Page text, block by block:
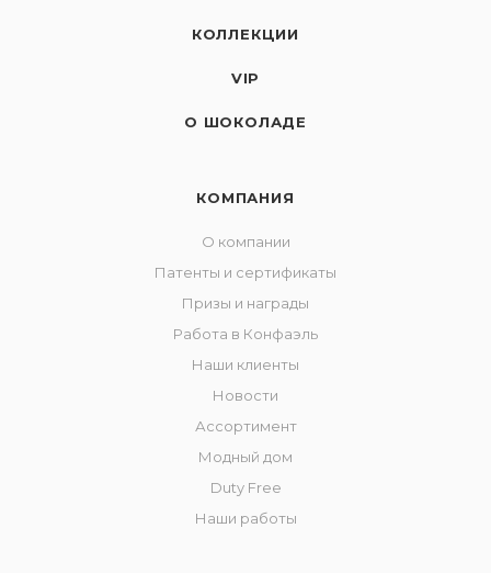
КОЛЛЕКЦИИ
VIP
О ШОКОЛАДЕ
КОМПАНИЯ
О компании
Патенты и сертификаты
Призы и награды
Работа в Конфаэль
Наши клиенты
Новости
Ассортимент
Модный дом
Duty Free
Наши работы